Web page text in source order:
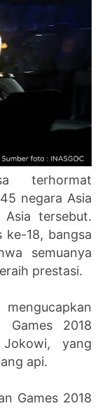
terhormat
negara Asia
tersebut.
ke-18, bangsa
semuanya
prestasi.
Games 2018
yang
api.
Games 2018